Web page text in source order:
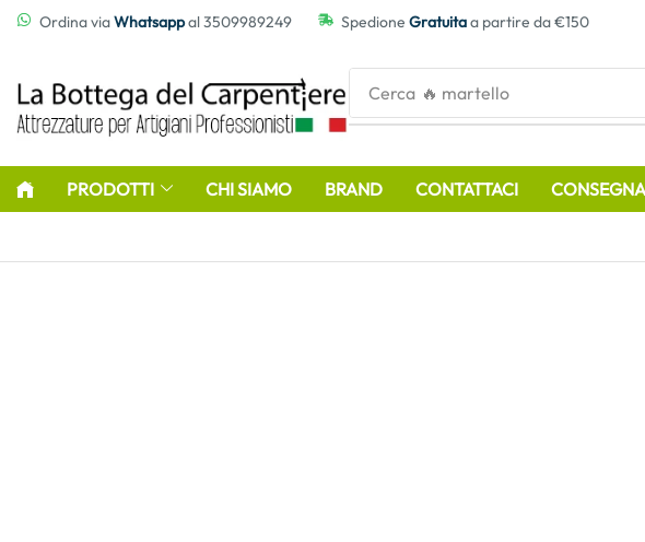
contenutoOrdina viaWhatsappal 3509989249 Spedione Gratuitaa partire da €150
Cerca 🔥 martello
PRODOTTI CHI SIAMO BRAND CONTATTACI